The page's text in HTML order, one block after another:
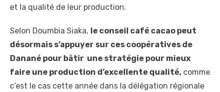
et la qualité de leur production.
Selon Doumbia Siaka, le conseil café cacao peut
désormais s’appuyer sur ces coopératives de
Danané pour bâtir une stratégie pour mieux
faire une production d’excellente qualité, comme
c’est le cas cette année dans la délégation régionale